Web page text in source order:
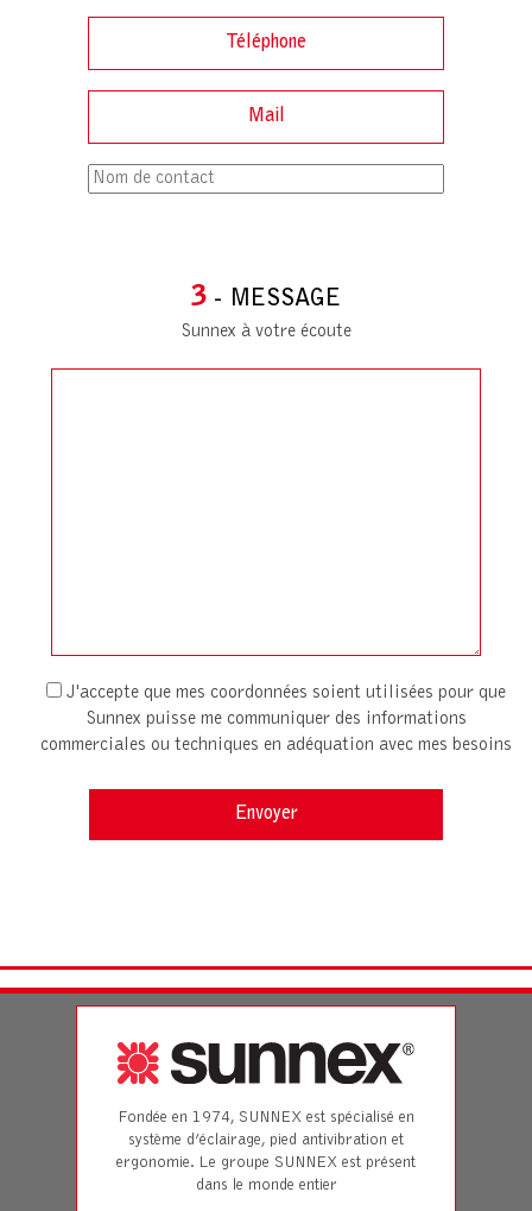
3 - MESSAGE
Sunnex à votre écoute
J'accepte que mes coordonnées soient utilisées pour que
Sunnex puisse me communiquer des informations
commerciales ou techniques en adéquation avec mes besoins
Fondée en 1974, SUNNEX est spécialisé en
système d’éclairage, pied antivibration et
ergonomie. Le groupe SUNNEX est présent
dans le monde entier